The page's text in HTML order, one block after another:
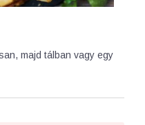
majd tálban vagy egy